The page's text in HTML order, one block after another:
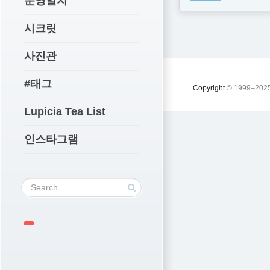
시크릿
사진관
#태그
Lupicia Tea List
인스타그램
Copyright©